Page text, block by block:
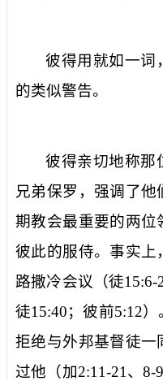
彼得用 就如一词
的类似警告。
彼得亲切地称那
兄弟保罗 ，强调了
期教会最重要的两位
彼此的服侍。事实上
路撒冷会议（徒15:6-
徒15:40；彼前5:12）
拒绝与外邦基督徒一
过他（加2:11-21 、8-9